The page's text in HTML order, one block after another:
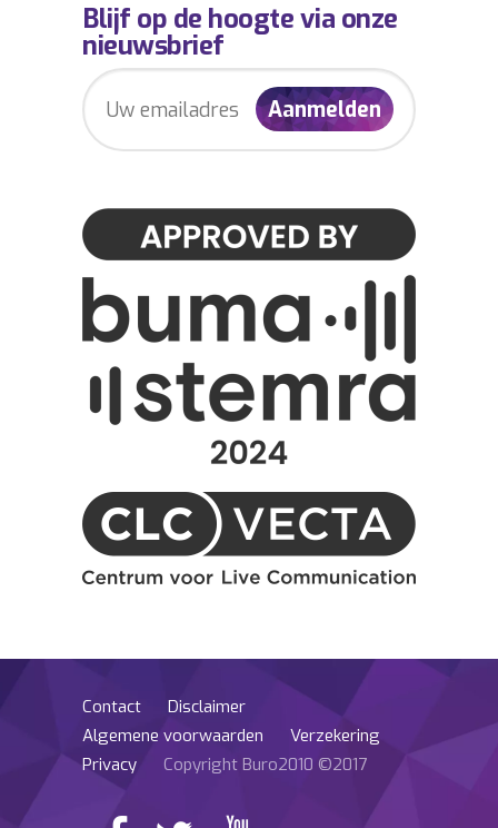
Blijf op de hoogte via onze
nieuwsbrief
Contact
Disclaimer
Algemene voorwaarden
Verzekering
Privacy
Copyright Buro2010 ©2017